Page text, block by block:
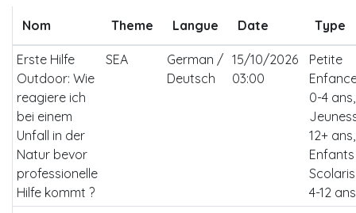
Nom Theme Langue Date Type
Erste Hilfe
Outdoor: Wie
reagiere ich
bei einem
Unfall in der
Natur bevor
professionelle
Hilfe kommt ?
SEA
German /
Deutsch
15/10/2026
03:00
Petite
0-4 ans,
12+ ans,
Enfants
4-12 ans